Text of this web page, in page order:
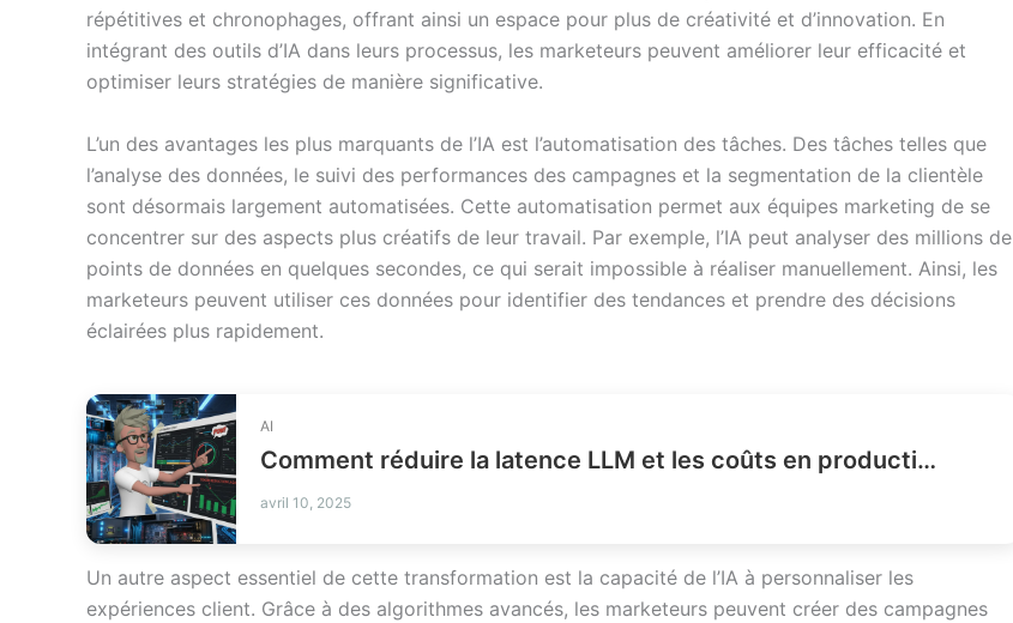
répétitives et chronophages, offrant ainsi un espace pour plus de créativité et d’innovation. En
intégrant des outils d’IA dans leurs processus, les marketeurs peuvent améliorer leur efficacité et
optimiser leurs stratégies de manière significative.
L’un des avantages les plus marquants de l’IA est l’automatisation des tâches. Des tâches telles que
l’analyse des données, le suivi des performances des campagnes et la segmentation de la clientèle
sont désormais largement automatisées. Cette automatisation permet aux équipes marketing de se
concentrer sur des aspects plus créatifs de leur travail. Par exemple, l’IA peut analyser des millions de
points de données en quelques secondes, ce qui serait impossible à réaliser manuellement. Ainsi, les
marketeurs peuvent utiliser ces données pour identifier des tendances et prendre des décisions
éclairées plus rapidement.
AI
Comment réduire la latence LLM et les coûts en production ?
avril 10, 2025
Un autre aspect essentiel de cette transformation est la capacité de l’IA à personnaliser les
expériences client. Grâce à des algorithmes avancés, les marketeurs peuvent créer des campagnes